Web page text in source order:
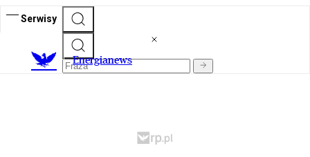
Serwisy
Energianews